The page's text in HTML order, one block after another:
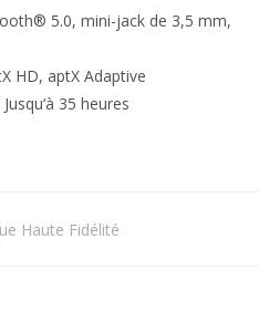
5.0, mini-jack de 3,5 mm,
HD, aptX Adaptive
Jusqu‘à 35 heures
Haute Fidélité